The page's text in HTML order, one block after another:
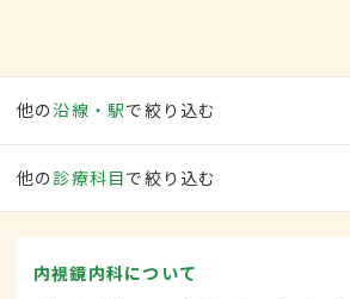
他の沿線・駅で絞り込む
他の 診療科目で絞り込む
内視鏡内科について